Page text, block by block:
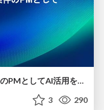
ウォーターフォール開発案件のPMとしてAI活用を模索している話
3 290